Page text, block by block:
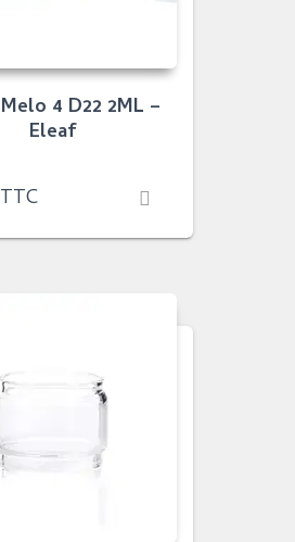
4 D22 2ML –
Eleaf
TTC